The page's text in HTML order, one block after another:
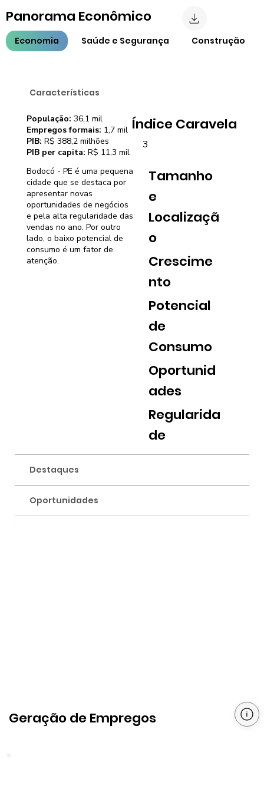
Características
Bodocó - PE é uma pequena
cidade que se destaca por
apresentar novas
oportunidades de negócios
e pela alta regularidade das
vendas no ano. Por outro
lado, o baixo potencial de
consumo é um fator de
atenção.
Índice Caravela
3
Tamanho
e
Localizaçã
o
Crescime
nto
Potencial
de
Consumo
Oportunid
ades
Regularida
de
População: 36,1 mil
Empregos formais: 1,7 mil
PIB: R$ 388,2 milhões
PIB per capita: R$ 11,3 mil
Destaques
Oportunidades
Geração de Empregos
Economia Saúde e Segurança Construção
Panorama Econômico